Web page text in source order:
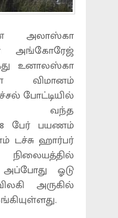
அலாஸ்கா
அங்கோரேஜ்
உனாலஸ்கா
விமானம்
போட்டியில்
வந்த
பேர் பயணம்
டச்சு ஹார்பர்
அப்போது ஓடு
அருகில்